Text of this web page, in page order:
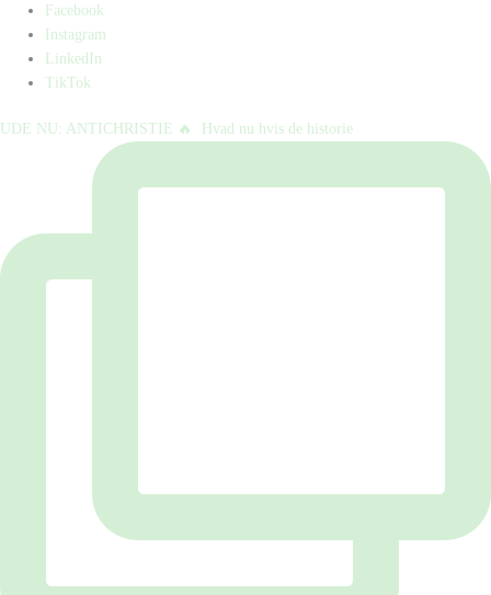
Facebook
Instagram
LinkedIn
TikTok
UDE NU: ANTICHRISTIE 🔥⁠ ⁠ Hvad nu hvis de historie